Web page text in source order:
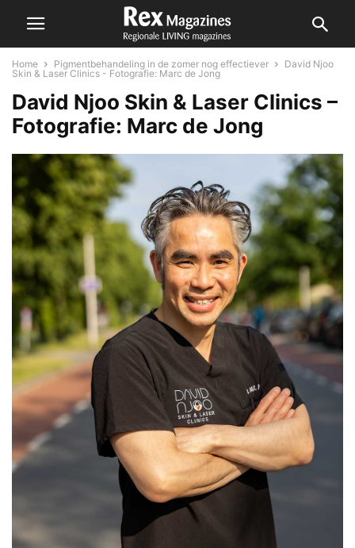
Home Pigmentbehandeling in de zomer nog effectiever
David Njoo
Skin & Laser Clinics - Fotografie: Marc de Jong
David Njoo Skin & Laser Clinics –
Fotografie: Marc de Jong